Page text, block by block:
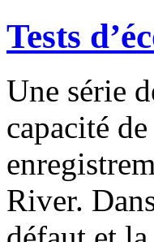
Tests
Une série
capacité
River.